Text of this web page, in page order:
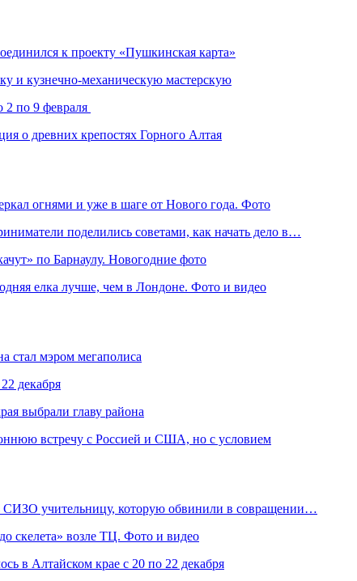
к проекту «Пушкинская карта»
и кузнечно-механическую мастерскую
2 по 9 февраля
о древних крепостях Горного Алтая
огнями и уже в шаге от Нового года. Фото
поделились советами, как начать дело в…
по Барнаулу. Новогодние фото
елка лучше, чем в Лондоне. Фото и видео
стал мэром мегаполиса
декабря
выбрали главу района
встречу с Россией и США, но с условием
СИЗО учительницу, которую обвинили в совращении…
скелета» возле ТЦ. Фото и видео
в Алтайском крае с 20 по 22 декабря